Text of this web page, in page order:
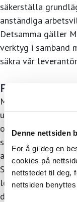
Denne nettsiden
For å gi deg en
cookies på
nettstedet til deg,
nettsiden
säkerställa
anständiga
Detsamma gäller
verktyg i samband
säkra vår
Planering och
Matvsinn kan
utmaning och den
onödiga
samarbetar med
att minska
Sverige. Millum har
levererar
distribuerar